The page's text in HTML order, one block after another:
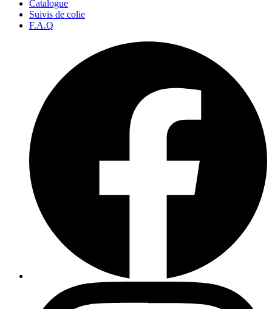
Catalogue
Suivis de colie
F.A.Q